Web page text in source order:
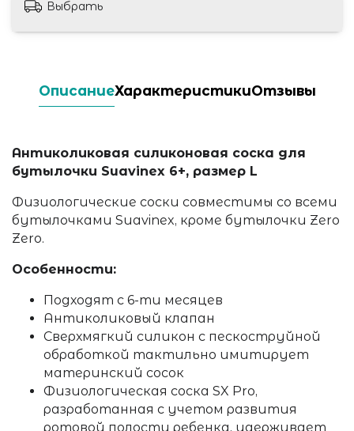
Выбрать
ОписаниеХарактеристикиОтзывы
Антиколиковая силиконовая соска для
бутылочки Suavinex 6+, размер L
Физиологические соски cовместимы со всеми
бутылочками Suavinex, кроме бутылочки Zero
Zero.
Особенности:
Подходят с 6-ти месяцев
Антиколиковый клапан
Сверхмягкий силикон с пескоструйной
обработкой тактильно имитирует
материнский сосок
Физиологическая соска SX Pro,
разработанная с учетом развития
ротовой полости ребенка, удерживает